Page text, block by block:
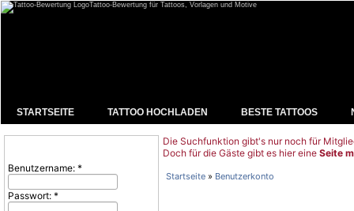
Tattoo-Bewertung für Tattoos, Vorlagen und Motive
STARTSEITE TATTOO HOCHLADEN BESTE TATTOOS
Benutzername: *
Passwort: *
Die Suchfunktion gibt's nur noch für
Doch für die Gäste gibt es hier eine Seite
Startseite » Benutzerkonto